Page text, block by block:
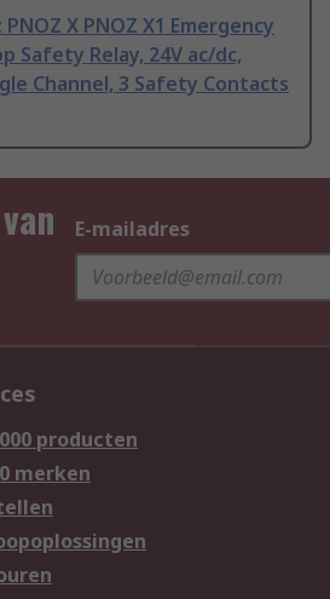
PNOZ X PNOZ X1 Emergency
Safety Relay, 24V ac/dc,
Channel, 3 Safety Contacts
E-mailadres
producten
merken